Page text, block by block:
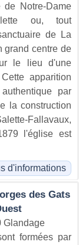
de Notre-Dame
ou, tout
de La
grand centre de
le lieu d'une
apparition
par
la construction
Fallavaux,
l'église est
d'informations
des Gats
Glandage
formées par